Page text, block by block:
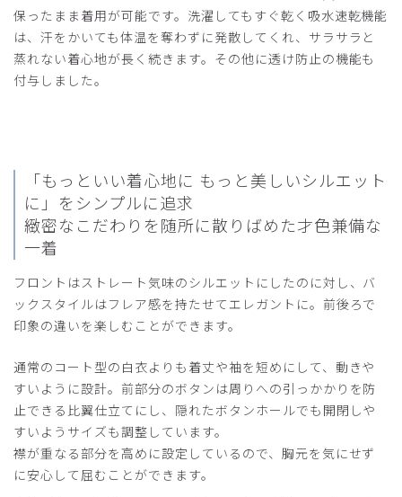
M04レディース白衣:ライトジャージーコート/
白/S
生地が柔らかく、着心地も良く、148cmの私にはSサイズが
ピッタリでした。
て違うことが多いので)。
商品： M04レディース白衣:ライトジャージーコート/
役に立った 0
2025-05-27
保ったまま着用が可能です。洗濯してもすぐ乾く吸水速乾機能
は、汗をかいても体温を奪わずに発散してくれ、サラサラと
蒸れない着心地が長く続きます。その他に透け防止の機能も
付与しました。
「もっといい着心地に もっと美しいシルエット
に」をシンプルに追求
緻密なこだわりを随所に散りばめた才色兼備な
一着
フロントはストレート気味のシルエットにしたのに対し、バ
ックスタイルはフレア感を持たせてエレガントに。前後ろで
印象の違いを楽しむことができます。
通常のコート型の白衣よりも着丈や袖を短めにして、動きや
すいように設計。前部分のボタンは周りへの引っかかりを防
止できる比翼仕立てにし、隠れたボタンホールでも開閉しや
すいようサイズも調整しています。
襟が重なる部分を高めに設定しているので、胸元を気にせず
に安心して屈むことができます。